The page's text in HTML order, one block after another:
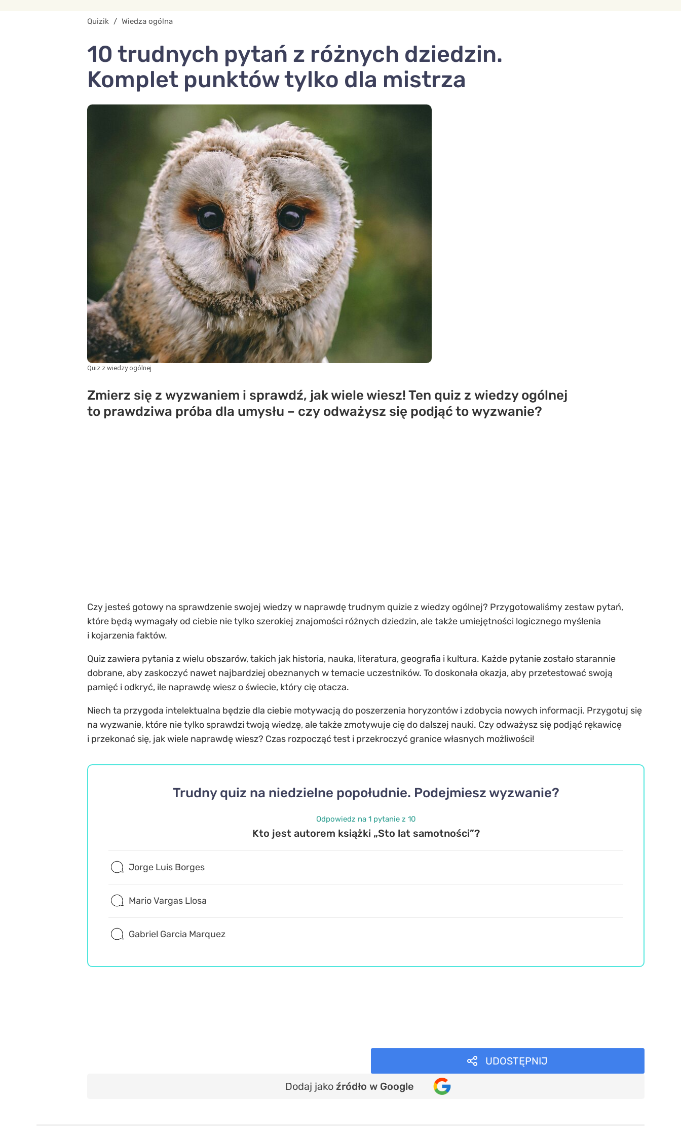
Quizik / Wiedza ogólna
10 trudnych pytań z różnych dziedzin.
Komplet punktów tylko dla mistrza
Quiz z wiedzy ogólnej
Zmierz się z wyzwaniem i sprawdź, jak wiele wiesz! Ten quiz z wiedzy ogólnej
to prawdziwa próba dla umysłu – czy odważysz się podjąć to wyzwanie?
Czy jesteś gotowy na sprawdzenie swojej wiedzy w naprawdę trudnym quizie z wiedzy ogólnej? Przygotowaliśmy zestaw pytań,
które będą wymagały od ciebie nie tylko szerokiej znajomości różnych dziedzin, ale także umiejętności logicznego myślenia
i kojarzenia faktów.
Quiz zawiera pytania z wielu obszarów, takich jak historia, nauka, literatura, geografia i kultura. Każde pytanie zostało starannie
dobrane, aby zaskoczyć nawet najbardziej obeznanych w temacie uczestników. To doskonała okazja, aby przetestować swoją
pamięć i odkryć, ile naprawdę wiesz o świecie, który cię otacza.
Niech ta przygoda intelektualna będzie dla ciebie motywacją do poszerzenia horyzontów i zdobycia nowych informacji. Przygotuj się
na wyzwanie, które nie tylko sprawdzi twoją wiedzę, ale także zmotywuje cię do dalszej nauki. Czy odważysz się podjąć rękawicę
i przekonać się, jak wiele naprawdę wiesz? Czas rozpocząć test i przekroczyć granice własnych możliwości!
Trudny quiz na niedzielne popołudnie. Podejmiesz wyzwanie?
Odpowiedz na 1 pytanie z 10
Kto jest autorem książki „Sto lat samotności”?
Jorge Luis Borges
Mario Vargas Llosa
Gabriel Garcia Marquez
UDOSTĘPNIJ
Dodaj jako źródło w Google